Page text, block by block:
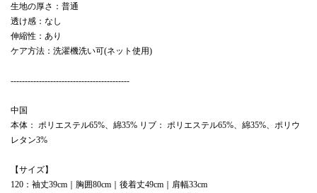
生地の厚さ：普通
透け感：なし
伸縮性：あり
ケア方法：洗濯機洗い可(ネット使用)
------------------------------------------
中国
本体： ポリエステル65%、綿35% リブ： ポリエステル65%、綿35%、ポリウ
レタン3%
【サイズ】
120：袖丈39cm｜胸囲80cm｜後着丈49cm｜肩幅33cm